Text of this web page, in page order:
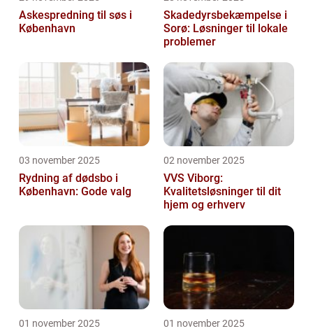
Askespredning til søs i
København
Skadedyrsbekæmpelse i
Sorø: Løsninger til lokale
problemer
03 november 2025
Rydning af dødsbo i
København: Gode valg
02 november 2025
VVS Viborg:
Kvalitetsløsninger til dit
hjem og erhverv
01 november 2025 01 november 2025